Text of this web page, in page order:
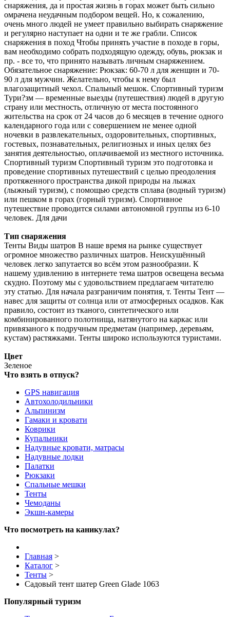
снаряжения, да и простая жизнь в горах может быть сильно
омрачена неудачным подбором вещей. Но, к сожалению,
очень много людей не умеет правильно выбирать снаряжение
и регулярно наступает на одни и те же грабли. Список
снаряжения в поход Чтобы принять участие в походе в горы,
вам необходимо собрать подходящую одежду, обувь, рюкзак и
пр. - все то, что принято называть личным снаряжением.
Обязательное снаряжение: Рюкзак: 60-70 л для женщин и 70-
90 л для мужчин. Желательно, чтобы к нему был
влагозащитный чехол. Спальный мешок. Спортивный туризм
Тури?зм — временные выезды (путешествия) людей в другую
страну или местность, отличную от места постоянного
жительства на срок от 24 часов до 6 месяцев в течение одного
календарного года или с совершением не менее одной
ночевки в развлекательных, оздоровительных, спортивных,
гостевых, познавательных, религиозных и иных целях без
занятия деятельностью, оплачиваемой из местного источника.
Спортивный туризм Спортивный туризм это подготовка и
проведение спортивных путешествий с целью преодоления
протяженного пространства дикой природы на лыжах
(лыжный туризм), с помощью средств сплава (водный туризм)
или пешком в горах (горный туризм). Спортивное
путешествие проводится силами автономной группы из 6-10
человек. Для дачи
Тип снаряжения
Тенты Виды шатров В наше время на рынке существует
огромное множество различных шатров. Неискушённый
человек легко запутается во всём этом разнообразии. К
нашему удивлению в интернете тема шатров освещена весьма
скудно. Поэтому мы с удовольствием предлагаем читателю
эту статью. Для начала разграничим понятия, т. Тенты Тент —
навес для защиты от солнца или от атмосферных осадков. Как
правило, состоит из тканого, синтетического или
комбинированного полотнища, натянутого на каркас или
привязаного к подручным предметам (например, деревьям,
кустам) растяжками. Тенты широко используются туристами.
Цвет
Зеленое
Что взять в отпуск?
GPS навигация
Автохолодильники
Альпинизм
Гамаки и кровати
Коврики
Купальники
Надувные кровати, матрасы
Надувные лодки
Палатки
Рюкзаки
Спальные мешки
Тенты
Чемоданы
Экшн-камеры
Что посмотреть на каникулах?
Главная >
Каталог >
Тенты >
Садовый тент шатер Green Glade 1063
Популярный туризм